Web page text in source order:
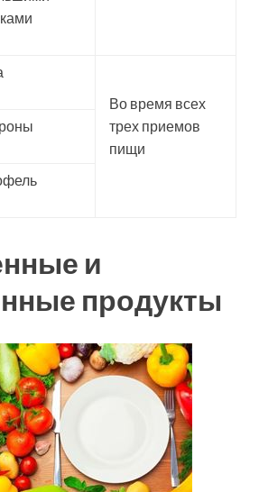
Во время всех
трех приемов
пищи
и
продукты